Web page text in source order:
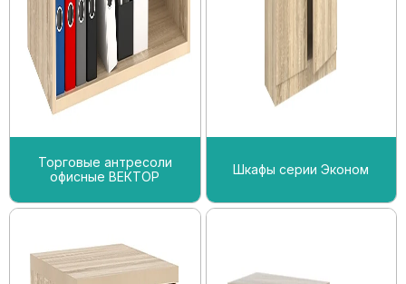
Торговые антресоли
офисные ВЕКТОР
Шкафы серии Эконом